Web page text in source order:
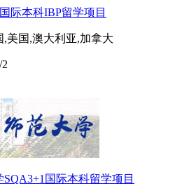
际本科IBP留学项目
,美国,澳大利亚,加拿大
国际本科留学项目